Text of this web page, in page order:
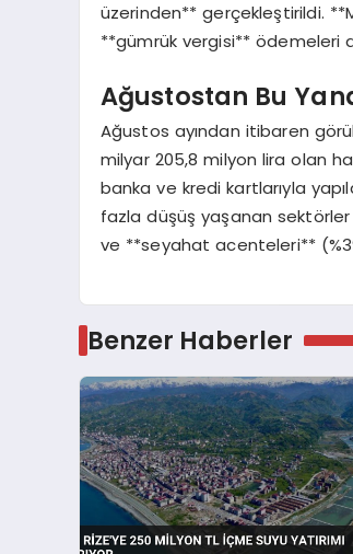
üzerinden** gerçekleştirildi.
**gümrük vergisi** ödemeleri
Ağustostan Bu
Ağustos ayından itibaren
milyar 205,8 milyon lira olan
banka ve kredi kartlarıyla
fazla düşüş yaşanan
ve **seyahat acenteleri**
Benzer Haberler